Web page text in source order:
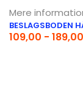
Mere
BESLAGSBODEN
109,00 -